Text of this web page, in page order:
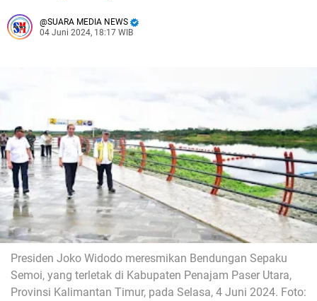
SUARA MEDIA NEWS
04 Juni 2024, 18:17 WIB
Presiden Joko Widodo meresmikan Bendungan Sepaku
Semoi, yang terletak di Kabupaten Penajam Paser Utara,
Provinsi Kalimantan Timur, pada Selasa, 4 Juni 2024. Foto: